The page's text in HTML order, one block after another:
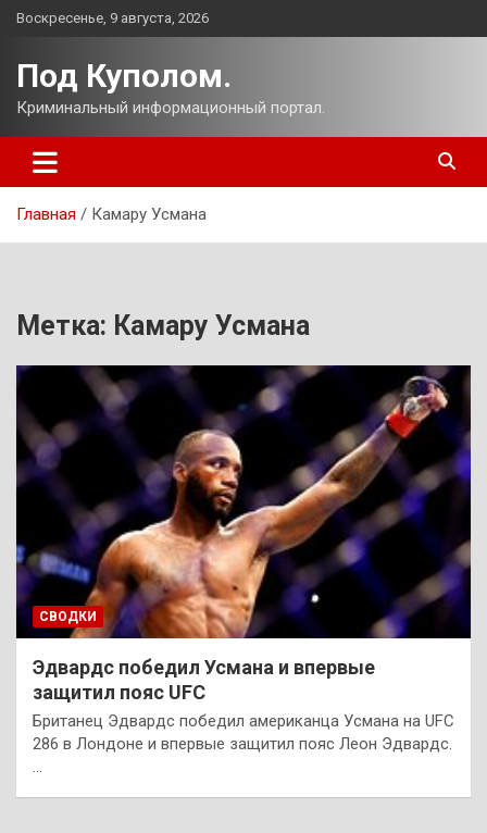
Перейти
Воскресенье, 9 августа, 2026
Под Куполом.
Криминальный информационный портал.
Главная Камару Усмана
Метка: Камару Усмана
СВОДКИ
Эдвардс победил Усмана и впервые
защитил пояс UFC
Британец Эдвардс победил американца Усмана на UFC
286 в Лондоне и впервые защитил пояс Леон Эдвардс.
…